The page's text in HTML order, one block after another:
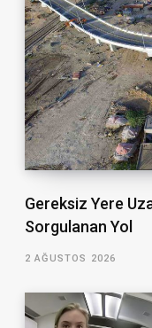
Gereksiz Yere
Sorgulanan Yol
2 AĞUSTOS 2026